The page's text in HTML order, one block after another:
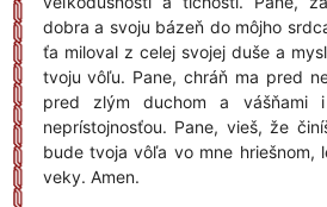
dobra a svoju bázeň do môjho
ťa miloval z celej svojej duše a
tvoju vôľu. Pane, chráň ma pred
pred zlým duchom a vášňami
neprístojnosťou. Pane, vieš, že
bude tvoja vôľa vo mne hriešnom,
veky. Amen.